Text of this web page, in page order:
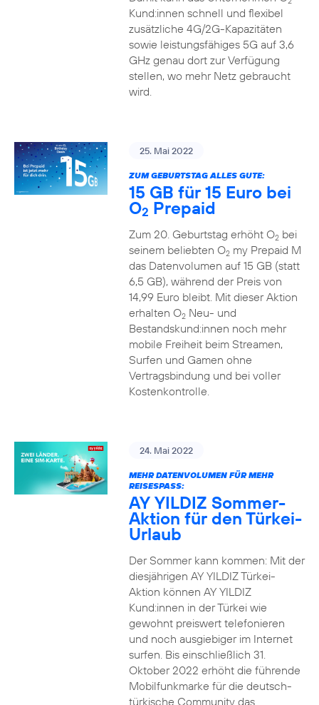
Kund:innen schnell und flexibel
zusätzliche 4G/2G-Kapazitäten
sowie leistungsfähiges 5G auf 3,6
GHz genau dort zur Verfügung
stellen, wo mehr Netz gebraucht
wird.
25. Mai 2022
ZUM GEBURTSTAG ALLES GUTE:
15 GB für 15 Euro bei
O2 Prepaid
Zum 20. Geburtstag erhöht O2bei
seinem beliebten O2my Prepaid M
das Datenvolumen auf 15 GB (statt
6,5 GB), während der Preis von
14,99 Euro bleibt. Mit dieser Aktion
erhalten O2Neu- und
Bestandskund:innen noch mehr
mobile Freiheit beim Streamen,
Surfen und Gamen ohne
Vertragsbindung und bei voller
Kostenkontrolle.
24. Mai 2022
MEHR DATENVOLUMEN FÜR MEHR
REISESPASS:
AY YILDIZ Sommer-
Aktion für den Türkei-
Urlaub
Der Sommer kann kommen: Mit der
diesjährigen AY YILDIZ Türkei-
Aktion können AY YILDIZ
Kund:innen in der Türkei wie
gewohnt preiswert telefonieren
und noch ausgiebiger im Internet
surfen. Bis einschließlich 31.
Oktober 2022 erhöht die führende
Mobilfunkmarke für die deutsch-
türkische Community das